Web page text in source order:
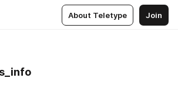
About Teletype Join